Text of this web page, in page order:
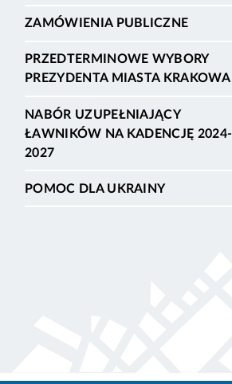
ZAMÓWIENIA PUBLICZNE
PRZEDTERMINOWE WYBORY
PREZYDENTA MIASTA KRAKOWA
NABÓR UZUPEŁNIAJĄCY
ŁAWNIKÓW NA KADENCJĘ 2024-
2027
POMOC DLA UKRAINY